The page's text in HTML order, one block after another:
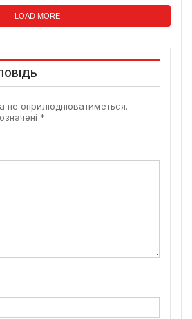
LOAD MORE
не оприлюднюватиметься.
*